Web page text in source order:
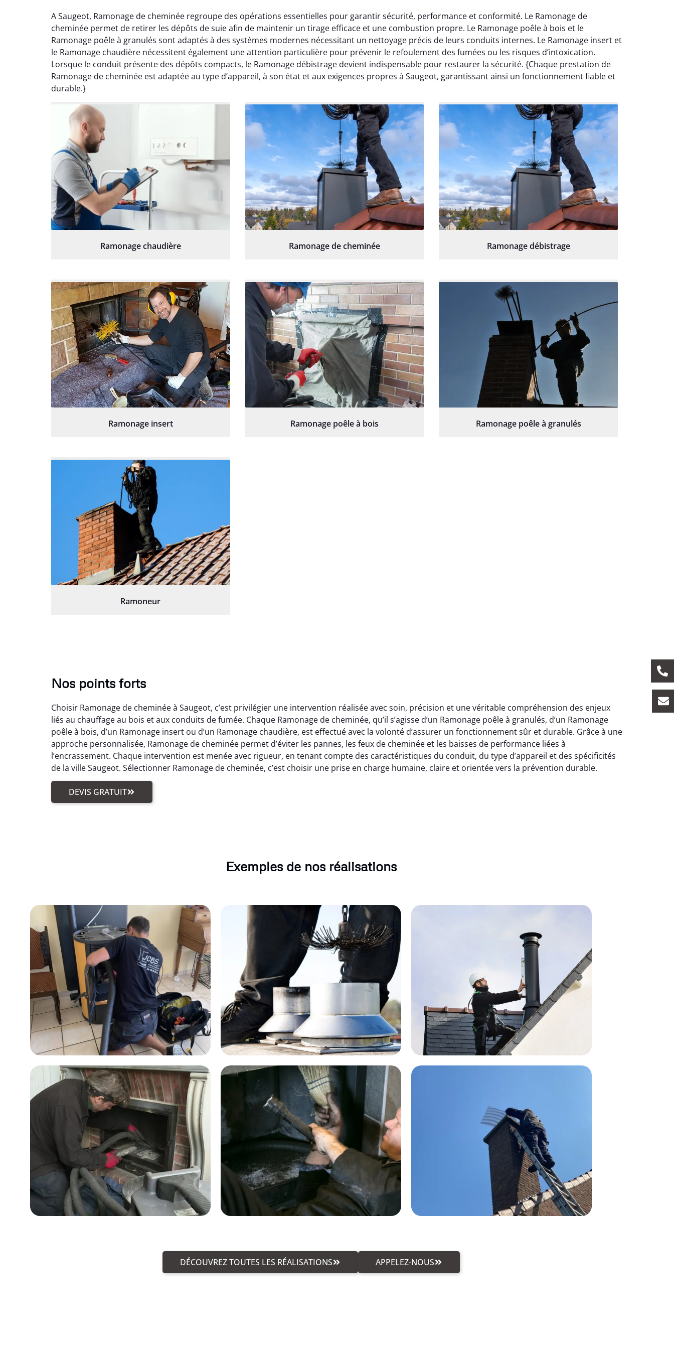
A Saugeot, Ramonage de cheminée regroupe des opérations essentielles pour garantir sécurité, performance et conformité. Le Ramonage de
cheminée permet de retirer les dépôts de suie afin de maintenir un tirage efficace et une combustion propre. Le Ramonage poêle à bois et le
Ramonage poêle à granulés sont adaptés à des systèmes modernes nécessitant un nettoyage précis de leurs conduits internes. Le Ramonage insert et
le Ramonage chaudière nécessitent également une attention particulière pour prévenir le refoulement des fumées ou les risques d’intoxication.
Lorsque le conduit présente des dépôts compacts, le Ramonage débistrage devient indispensable pour restaurer la sécurité. {Chaque prestation de
Ramonage de cheminée est adaptée au type d’appareil, à son état et aux exigences propres à Saugeot, garantissant ainsi un fonctionnement fiable et
durable.}
Ramonage chaudière Ramonage de cheminée Ramonage débistrage
Ramonage insert Ramonage poêle à bois Ramonage poêle à granulés
Ramoneur
Nos points forts
Choisir Ramonage de cheminée à Saugeot, c’est privilégier une intervention réalisée avec soin, précision et une véritable compréhension des enjeux
liés au chauffage au bois et aux conduits de fumée. Chaque Ramonage de cheminée, qu’il s’agisse d’un Ramonage poêle à granulés, d’un Ramonage
poêle à bois, d’un Ramonage insert ou d’un Ramonage chaudière, est effectué avec la volonté d’assurer un fonctionnement sûr et durable. Grâce à une
approche personnalisée, Ramonage de cheminée permet d’éviter les pannes, les feux de cheminée et les baisses de performance liées à
l’encrassement. Chaque intervention est menée avec rigueur, en tenant compte des caractéristiques du conduit, du type d’appareil et des spécificités
de la ville Saugeot. Sélectionner Ramonage de cheminée, c’est choisir une prise en charge humaine, claire et orientée vers la prévention durable.
DEVIS GRATUIT
Exemples de nos réalisations
DÉCOUVREZ TOUTES LES RÉALISATIONS APPELEZ-NOUS